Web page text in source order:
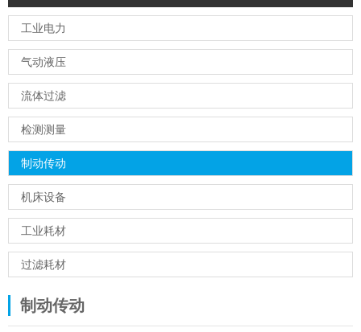
工业电力
气动液压
流体过滤
检测测量
制动传动
机床设备
工业耗材
过滤耗材
制动传动